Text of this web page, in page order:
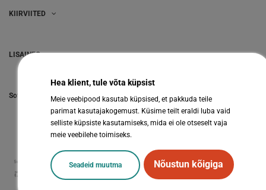
KIIRVIITED
LISAINFO
Hea klient, tule võta küpsist
Meie veebipood kasutab küpsised, et pakkuda teile
parimat kasutajakogemust. Küsime teilt eraldi luba vaid
selliste küpsiste kasutamiseks, mida ei ole otseselt vaja
meie veebilehe toimiseks.
Seadeid muutma Nõustun kõigiga
Sotsiaalmeedia